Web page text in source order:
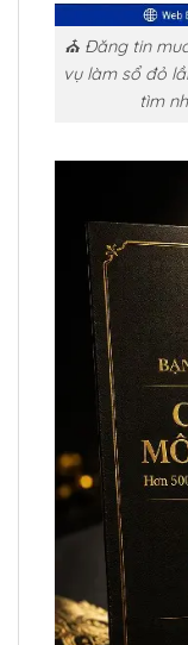
⛪ Đăng tin
vụ làm sổ đỏ
tìm